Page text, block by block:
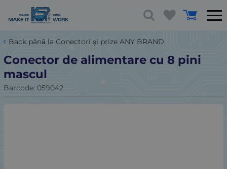
Back până la Conectori și prize ANY BRAND
Conector de alimentare cu 8 pini
mascul
Barcode: 059042